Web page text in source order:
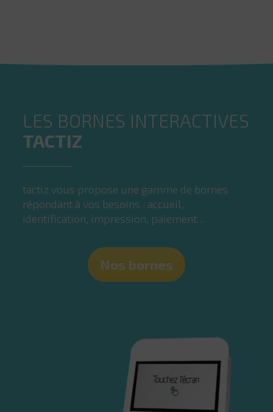
LES BORNES INTERACTIVES
TACTIZ
tactiz vous propose une gamme de bornes
répondant à vos besoins : accueil,
identification, impression, paiement…
Nos bornes